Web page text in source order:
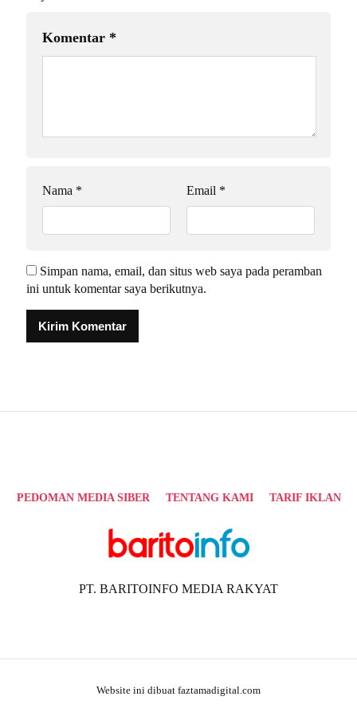
Komentar *
Nama * Email *
Simpan nama, email, dan situs web saya pada peramban
ini untuk komentar saya berikutnya.
PEDOMAN MEDIA SIBER TENTANG KAMI TARIF IKLAN
PT. BARITOINFO MEDIA RAKYAT
Website ini dibuat faztamadigital.com